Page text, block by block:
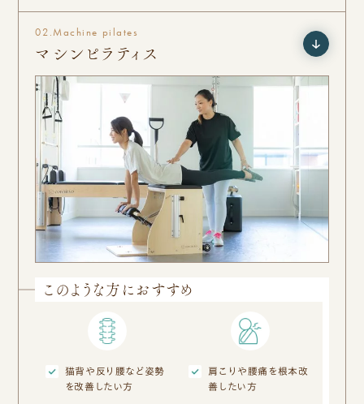
02.Machine pilates
マシンピラティス
このような方におすすめ
猫背や反り腰など姿勢
を改善したい方
肩こりや腰痛を根本改
善したい方